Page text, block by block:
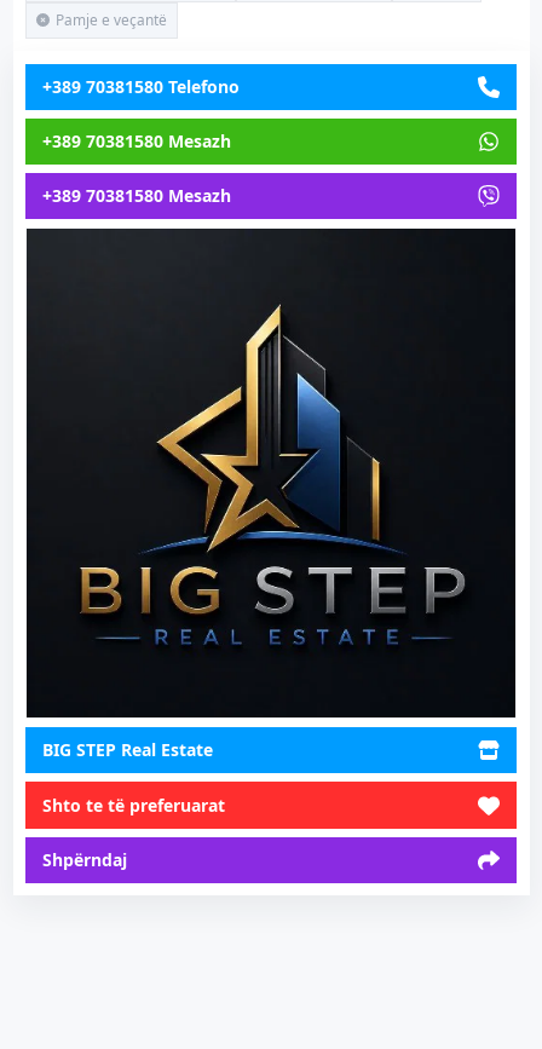
Pamje e veçantë
+389 70381580 Telefono
+389 70381580 Mesazh
+389 70381580 Mesazh
BIG STEP Real Estate
Shto te të preferuarat
Shpërndaj